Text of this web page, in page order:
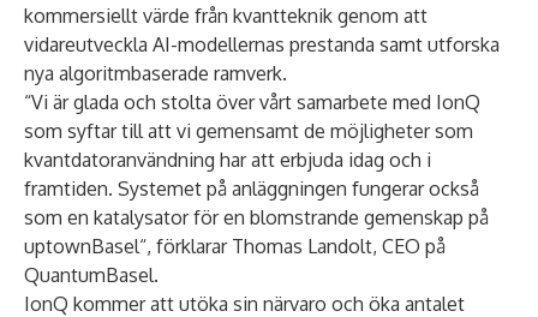
kommersiellt värde från kvantteknik genom att
vidareutveckla AI-modellernas prestanda samt utforska
nya algoritmbaserade ramverk.
“Vi är glada och stolta över vårt samarbete med IonQ
som syftar till att vi gemensamt de möjligheter som
kvantdatoranvändning har att erbjuda idag och i
framtiden. Systemet på anläggningen fungerar också
som en katalysator för en blomstrande gemenskap på
uptownBasel“, förklarar Thomas Landolt, CEO på
QuantumBasel.
IonQ kommer att utöka sin närvaro och öka antalet